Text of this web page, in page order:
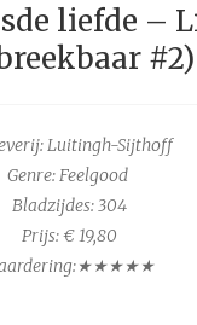
liefde –
#2)
Luitingh-Sijthoff
Genre: Feelgood
Bladzijdes:304
Prijs: € 19,80